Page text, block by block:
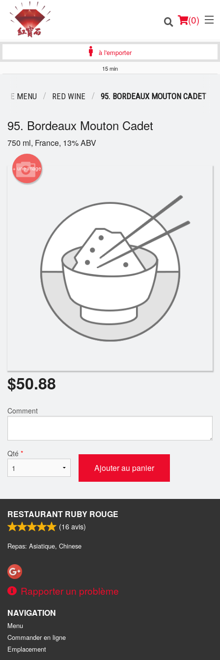
(0)
Commander en ligne
Connection
Inscription
Rechercher
à l'emporter
15 min
MENU RED WINE 95. BORDEAUX MOUTON CADET
95. Bordeaux Mouton Cadet
750 ml, France, 13% ABV
+ une image
$50.88
Comment
Qté *
Ajouter au panier
RESTAURANT RUBY ROUGE
(16avis)
Repas: Asiatique, Chinese
Rapporter un problème
NAVIGATION
Menu
Commander en ligne
Emplacement